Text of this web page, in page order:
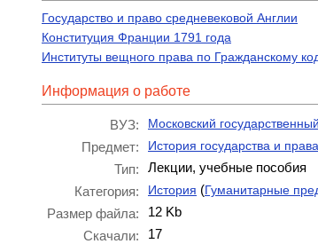
Государство и право средневековой Англии
Конституция Франции 1791 года
Институты вещного права по Гражданскому
Информация о работе
ВУЗ: Московский
Предмет: История государства и
Тип:
Лекции, учебные пособия
Категория:
История (Гуманитарные
Размер файла:
12 Kb
Скачали:
17